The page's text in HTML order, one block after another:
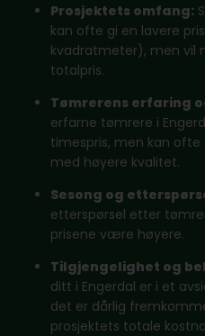
Prosjektets omfang:
kan ofte gi en lavere
kvadratmeter), men vil
totalpris.
Tømrerens erfaring
erfarne tømrere i
timespris, men kan
med høyere kvalitet.
Sesong og
etterspørsel etter
prisene være høyere.
Tilgjengelighet og
ditt i Engerdal er i et
det er dårlig
prosjektets totale